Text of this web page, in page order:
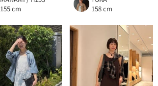
155 cm
158 cm